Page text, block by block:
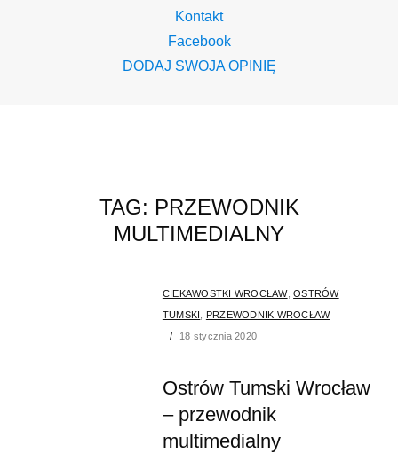
Kontakt
Facebook
DODAJ SWOJA OPINIĘ
TAG: PRZEWODNIK
MULTIMEDIALNY
CIEKAWOSTKI WROCŁAW,OSTRÓW
TUMSKI
PRZEWODNIK WROCŁAW
18 stycznia 2020
Ostrów Tumski Wrocław
– przewodnik
multimedialny